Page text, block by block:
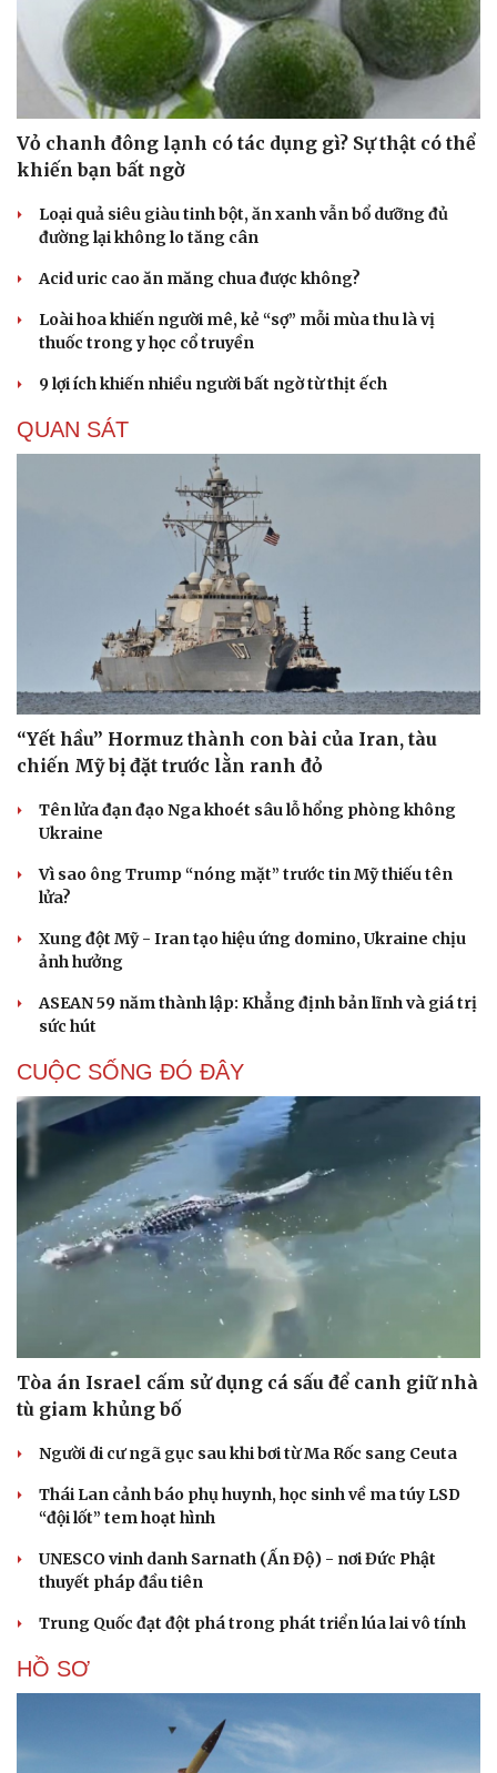
Cải chính
Vỏ chanh đông lạnh có tác dụng gì? Sự thật có thể
khiến bạn bất ngờ
Loại quả siêu giàu tinh bột, ăn xanh vẫn bổ dưỡng đủ
đường lại không lo tăng cân
Acid uric cao ăn măng chua được không?
Loài hoa khiến người mê, kẻ “sợ” mỗi mùa thu là vị
thuốc trong y học cổ truyền
9 lợi ích khiến nhiều người bất ngờ từ thịt ếch
QUAN SÁT
“Yết hầu” Hormuz thành con bài của Iran, tàu
chiến Mỹ bị đặt trước lằn ranh đỏ
Tên lửa đạn đạo Nga khoét sâu lỗ hổng phòng không
Ukraine
Vì sao ông Trump “nóng mặt” trước tin Mỹ thiếu tên
lửa?
Xung đột Mỹ - Iran tạo hiệu ứng domino, Ukraine chịu
ảnh hưởng
ASEAN 59 năm thành lập: Khẳng định bản lĩnh và giá trị
sức hút
CUỘC SỐNG ĐÓ ĐÂY
Tòa án Israel cấm sử dụng cá sấu để canh giữ nhà
tù giam khủng bố
Người di cư ngã gục sau khi bơi từ Ma Rốc sang Ceuta
Thái Lan cảnh báo phụ huynh, học sinh về ma túy LSD
“đội lốt” tem hoạt hình
UNESCO vinh danh Sarnath (Ấn Độ) - nơi Đức Phật
thuyết pháp đầu tiên
Trung Quốc đạt đột phá trong phát triển lúa lai vô tính
HỒ SƠ